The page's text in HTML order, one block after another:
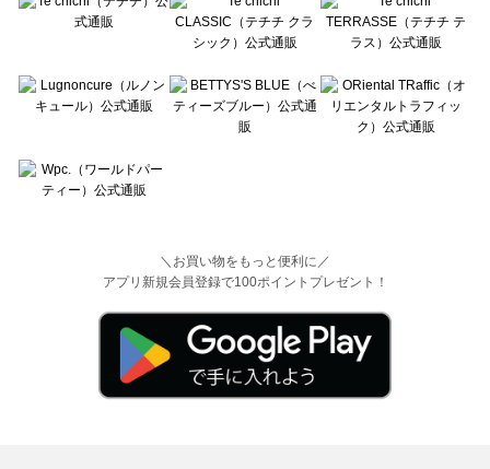
＼お買い物をもっと便利に／
アプリ新規会員登録で100ポイントプレゼント！